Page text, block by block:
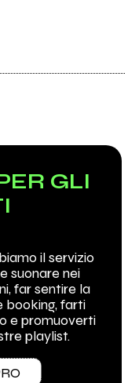
GLI
il servizio
suonare nei
far sentire la
booking, farti
e promuoverti
playlist.